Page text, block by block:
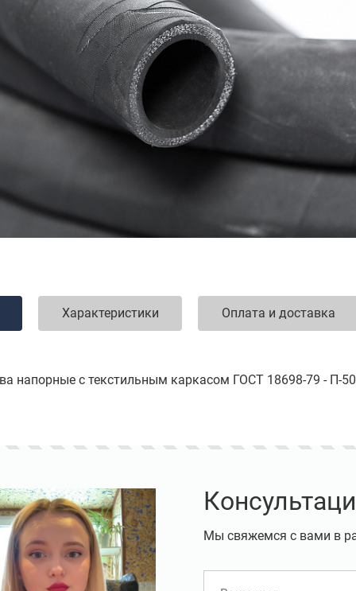
Характеристики Оплата и доставка
напорные с текстильным каркасом ГОСТ 18698-79 - П-
Мы свяжемся с вами в